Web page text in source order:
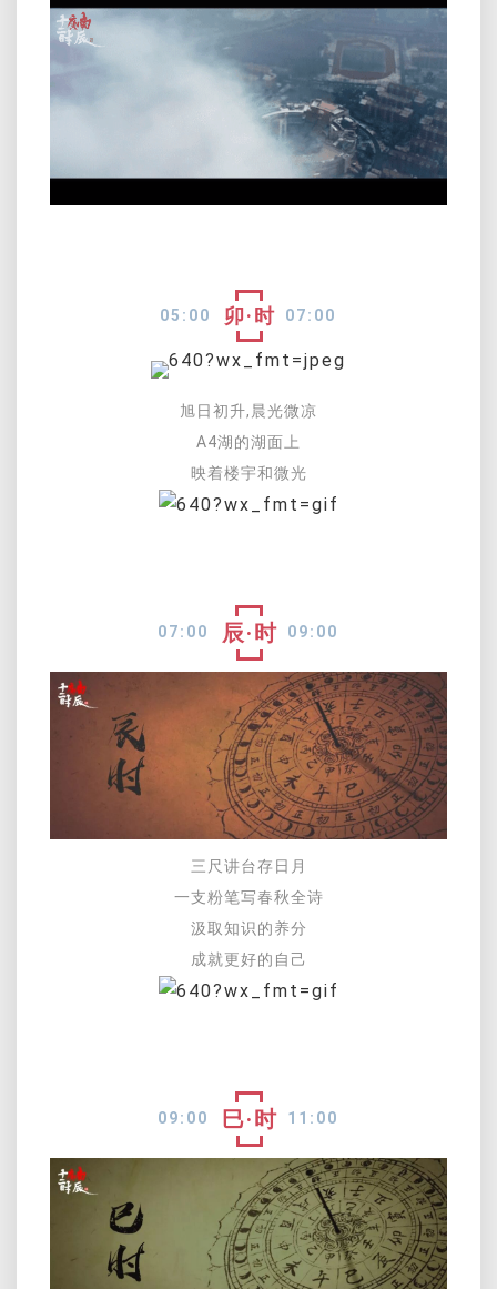
05:00 卯·时 07:00
旭日初升,晨光微凉
A4湖的湖面上
映着楼宇和微光
07:00 辰·时 09:00
三尺讲台存日月
一支粉笔写春秋全诗
汲取知识的养分
成就更好的自己
09:00 巳·时 11:00